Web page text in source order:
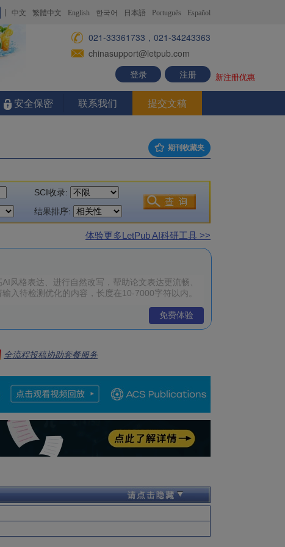
中文 繁體中文 English 한국어 日本語 Português Español
021-33361733，021-34243363
chinasupport@letpub.com
登录
注册 新注册优惠
安全保密 联系我们 提交文稿
期刊收藏夹
SCI收录:
结果排序:
体验更多LetPub AI科研工具 >>
免费体验
全流程投稿协助套餐服务